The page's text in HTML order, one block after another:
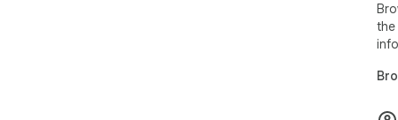
the